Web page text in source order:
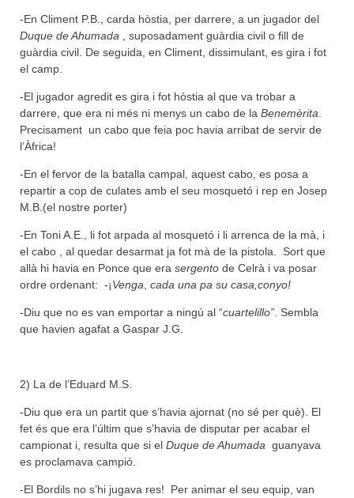
-En Climent P.B., carda hòstia, per darrere, a un jugador del
Duque de Ahumada , suposadament guàrdia civil o fill de
guàrdia civil. De seguida, en Climent, dissimulant, es gira i fot
el camp.
-El jugador agredit es gira i fot hòstia al que va trobar a
darrere, que era ni més ni menys un cabo de la Benemèrita.
Precisament un cabo que feia poc havia arribat de servir de
l’Àfrica!
-En el fervor de la batalla campal, aquest cabo, es posa a
repartir a cop de culates amb el seu mosquetó i rep en Josep
M.B.(el nostre porter)
-En Toni A.E., li fot arpada al mosquetó i li arrenca de la mà, i
el cabo , al quedar desarmat ja fot mà de la pistola. Sort que
allà hi havia en Ponce que era sergento de Celrà i va posar
ordre ordenant: -¡Venga, cada una pa su casa,conyo!
-Diu que no es van emportar a ningú al “cuartelillo”. Sembla
que havien agafat a Gaspar J.G.
2) La de l’Eduard M.S.
-Diu que era un partit que s’havia ajornat (no sé per què). El
fet és que era l’últim que s’havia de disputar per acabar el
campionat i, resulta que si el Duque de Ahumada guanyava
es proclamava campió.
-El Bordils no s’hi jugava res! Per animar el seu equip, van